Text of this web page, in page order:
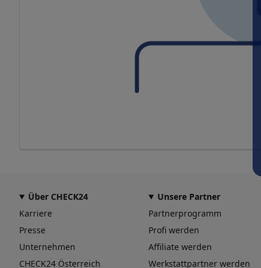
Über CHECK24
Karriere
Presse
Unternehmen
CHECK24 Österreich
Unsere Partner
Partnerprogramm
Profi werden
Affiliate werden
Werkstattpartner werden